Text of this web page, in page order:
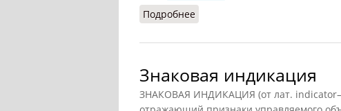
Подробнее
Знаковая индикация
ЗНАКОВАЯ ИНДИКАЦИЯ (от лат.